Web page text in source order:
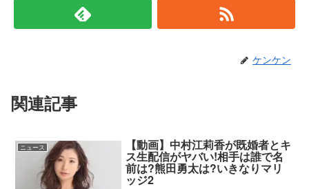
ケンケン
関連記事
ニュース 【動画】中村江莉香が既婚者とキ
ス生配信がヤバい!相手は誰で名
前は?熊田勇太は?いきなりマリ
ッジ2